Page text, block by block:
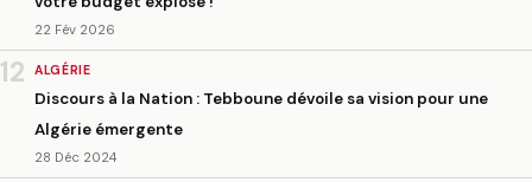
22 Fév 2026
12 ALGÉRIE
Discours à la Nation : Tebboune dévoile sa vision pour une
Algérie émergente
28 Déc 2024